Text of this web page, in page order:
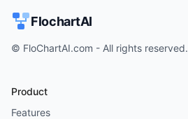
FlochartAI
© FloChartAI.com - All rights reserved.
Product
Features